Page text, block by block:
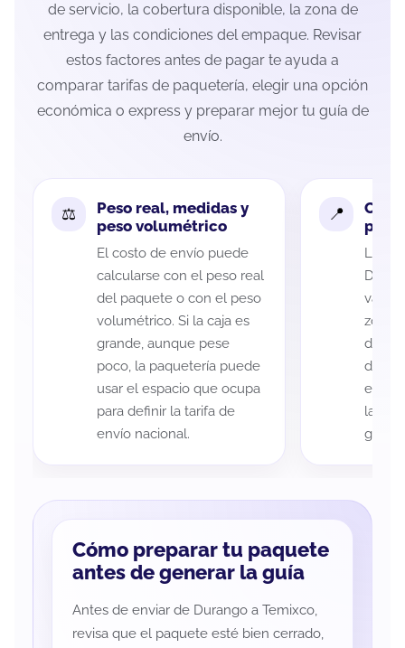
de servicio, la cobertura disponible, la zona de
entrega y las condiciones del empaque. Revisar
estos factores antes de pagar te ayuda a
comparar tarifas de paquetería, elegir una opción
económica o express y preparar mejor tu guía de
envío.
Peso real, medidas y
peso volumétrico
El costo de envío puede
calcularse con el peso real
del paquete o con el peso
volumétrico. Si la caja es
grande, aunque pese
poco, la paquetería puede
usar el espacio que ocupa
para definir la tarifa de
envío nacional.
La
variar
zona
de
de
eso
la
guía
Cómo preparar tu paquete
antes de generar la guía
Antes de enviar de Durango a Temixco,
revisa que el paquete esté bien cerrado,